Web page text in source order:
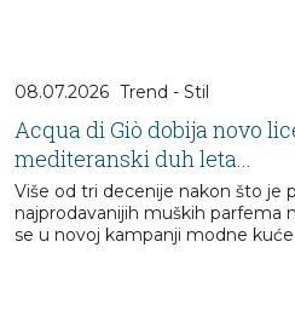
08.07.2026 Trend - Stil
Acqua di Giò dobija novo
mediteranski duh leta...
Više od tri decenije nakon što je
najprodavanijih muških parfema
se u novoj kampanji modne